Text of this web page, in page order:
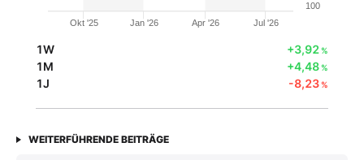
Okt '25 Jan '26 Apr '26 Jul '26
100
1W +3,92%
1M +4,48%
1J -8,23%
WEITERFÜHRENDE BEITRÄGE